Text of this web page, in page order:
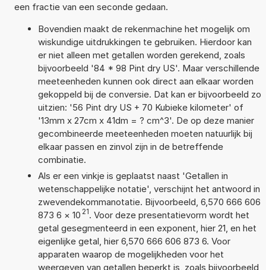
een fractie van een seconde gedaan.
Bovendien maakt de rekenmachine het mogelijk om
wiskundige uitdrukkingen te gebruiken. Hierdoor kan
er niet alleen met getallen worden gerekend, zoals
bijvoorbeeld '84 * 98 Pint dry US'. Maar verschillende
meeteenheden kunnen ook direct aan elkaar worden
gekoppeld bij de conversie. Dat kan er bijvoorbeeld zo
uitzien: '56 Pint dry US + 70 Kubieke kilometer' of
'13mm x 27cm x 41dm = ? cm^3'. De op deze manier
gecombineerde meeteenheden moeten natuurlijk bij
elkaar passen en zinvol zijn in de betreffende
combinatie.
Als er een vinkje is geplaatst naast 'Getallen in
wetenschappelijke notatie', verschijnt het antwoord in
zwevendekommanotatie. Bijvoorbeeld, 6,570 666 606
873 6 × 10 21. Voor deze presentatievorm wordt het
getal gesegmenteerd in een exponent, hier 21, en het
eigenlijke getal, hier 6,570 666 606 873 6. Voor
apparaten waarop de mogelijkheden voor het
weergeven van getallen beperkt is, zoals bijvoorbeeld